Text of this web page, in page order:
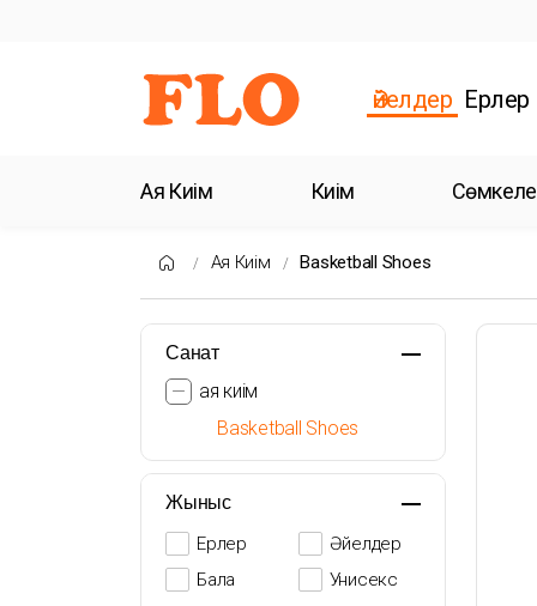
Әйелдер Ерлер
Аяқ Киім Киім
Аяқ Киім Basketball Shoes
Санат
аяқ киім
Basketball Shoes
Жыныс
Ерлер
Әйелдер
Бала
Унисекс